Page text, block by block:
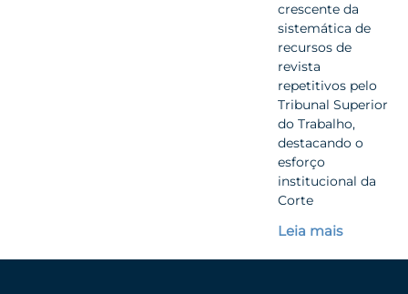
crescente da
sistemática de
recursos de
revista
repetitivos pelo
Tribunal Superior
do Trabalho,
destacando o
esforço
institucional da
Corte
Leia mais